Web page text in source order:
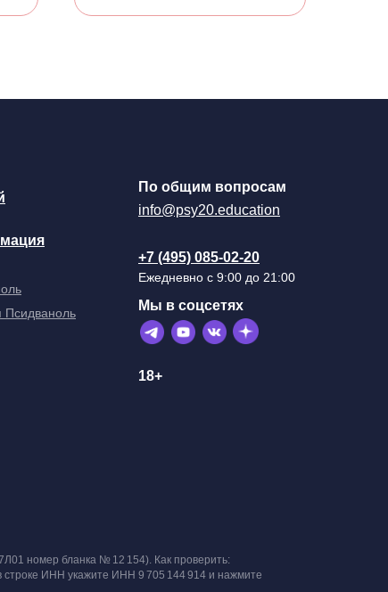
номер бланка № 12 154). Как проверить:
строке ИНН укажите ИНН 9 705 144 914 и нажмите
Псидваноль
Мы в соцсетях
По общим вопросам
+7 (495) 085-02-20
Ежедневно с 9:00 до 21:00
info@psy20.education
18+